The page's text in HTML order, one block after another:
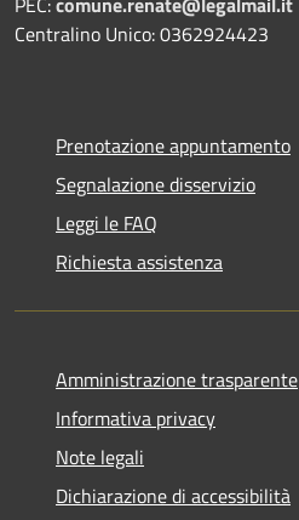
Centralino Unico: 0362924423
Prenotazione appuntamento
Segnalazione disservizio
Leggi le FAQ
Richiesta assistenza
Amministrazione trasparente
Informativa privacy
Note legali
Dichiarazione di accessibilità